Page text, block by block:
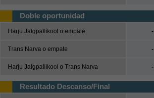
Doble oportunidad
Harju Jalgpallikool o empate
Trans Narva o empate
Harju Jalgpallikool o Trans Narva
-
-
-
Resultado Descanso/Final
UEFA Nations League
UEFA Nations League D
Baloncesto